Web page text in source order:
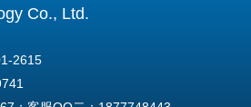
Co., Ltd.
2615